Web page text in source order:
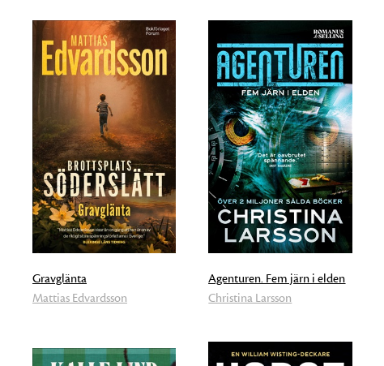
Gravglänta
Mattias Edvardsson
Agenturen. Fem järn i elden
Christina Larsson